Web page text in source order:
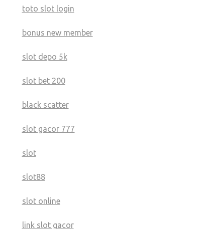
toto slot login
bonus new member
slot depo 5k
slot bet 200
black scatter
slot gacor 777
slot
slot88
slot online
link slot gacor